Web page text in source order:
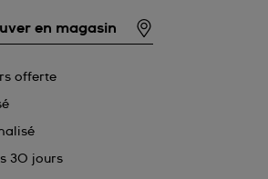
en magasin
offerte
30 jours